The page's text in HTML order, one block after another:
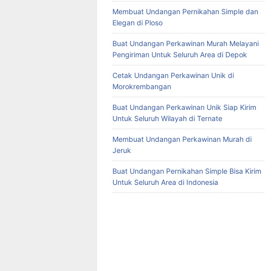
Membuat Undangan Pernikahan Simple dan
Elegan di Ploso
Buat Undangan Perkawinan Murah Melayani
Pengiriman Untuk Seluruh Area di Depok
Cetak Undangan Perkawinan Unik di
Morokrembangan
Buat Undangan Perkawinan Unik Siap Kirim
Untuk Seluruh Wilayah di Ternate
Membuat Undangan Perkawinan Murah di
Jeruk
Buat Undangan Pernikahan Simple Bisa Kirim
Untuk Seluruh Area di Indonesia